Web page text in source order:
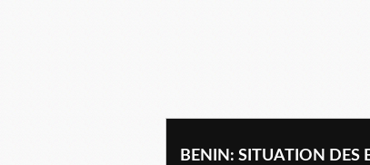
BENIN: SITUATION DES